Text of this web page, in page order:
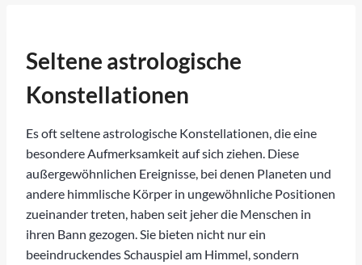
Seltene astrologische
Konstellationen
Es oft seltene astrologische Konstellationen, die eine
besondere Aufmerksamkeit auf sich ziehen. Diese
außergewöhnlichen Ereignisse, bei denen Planeten und
andere himmlische Körper in ungewöhnliche Positionen
zueinander treten, haben seit jeher die Menschen in
ihren Bann gezogen. Sie bieten nicht nur ein
beeindruckendes Schauspiel am Himmel, sondern